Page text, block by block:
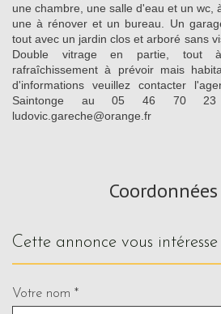
une chambre, une salle d'eau et un wc,
une à rénover et un bureau. Un
tout avec un jardin clos et arboré sans
Double vitrage en partie, tout
rafraîchissement à prévoir mais
d'informations veuillez contacter
Saintonge au 05 46 70
ludovic.gareche@orange.fr
cette annonce vous intéresse
Votre nom *